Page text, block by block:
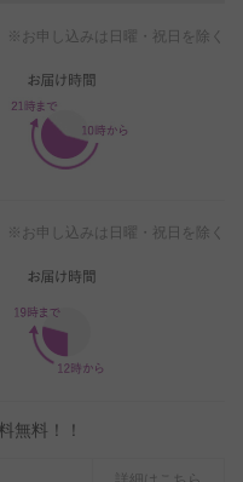
※お申し込みは日曜・祝日を除く
※お申し込みは日曜・祝日を除く
無料！！